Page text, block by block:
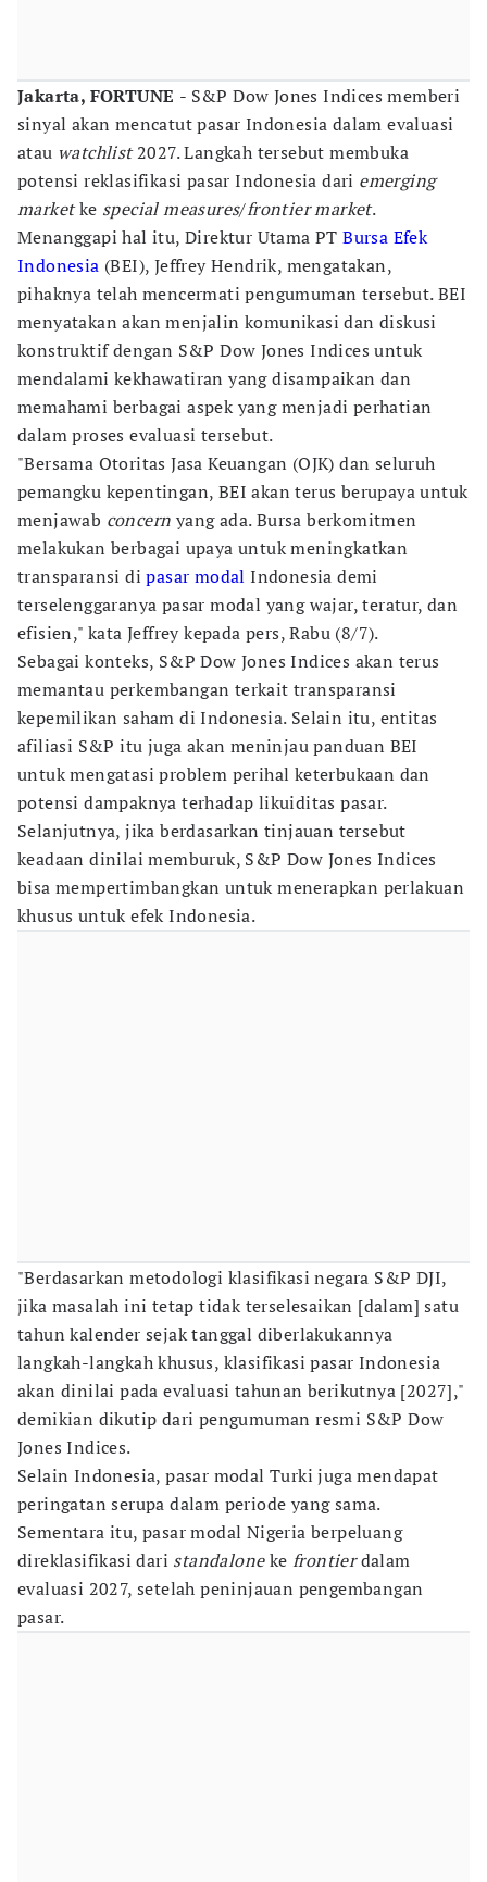
Jakarta, FORTUNE - S&P Dow Jones Indices memberi
sinyal akan mencatut pasar Indonesia dalam evaluasi
atau watchlist2027. Langkah tersebut membuka
potensi reklasifikasi pasar Indonesia dari emerging
marketke special measures/frontier market.
Menanggapi hal itu, Direktur Utama PTBursa Efek
Indonesia (BEI), Jeffrey Hendrik, mengatakan,
pihaknya telah mencermati pengumuman tersebut. BEI
menyatakan akan menjalin komunikasi dan diskusi
konstruktif dengan S&P Dow Jones Indices untuk
mendalami kekhawatiran yang disampaikan dan
memahami berbagai aspek yang menjadi perhatian
dalam proses evaluasi tersebut.
"Bersama Otoritas Jasa Keuangan (OJK) dan seluruh
pemangku kepentingan, BEI akan terus berupaya untuk
menjawab concern yang ada. Bursa berkomitmen
melakukan berbagai upaya untuk meningkatkan
transparansi dipasar modal Indonesia demi
terselenggaranya pasar modal yang wajar, teratur, dan
efisien," kata Jeffrey kepada pers, Rabu (8/7).
Sebagai konteks, S&P Dow Jones Indices akan terus
memantau perkembangan terkait transparansi
kepemilikan saham di Indonesia. Selain itu, entitas
afiliasi S&P itu juga akan meninjau panduan BEI
untuk mengatasi problem perihal keterbukaan dan
potensi dampaknya terhadap likuiditas pasar.
Selanjutnya, jika berdasarkan tinjauan tersebut
keadaan dinilai memburuk, S&P Dow Jones Indices
bisa mempertimbangkan untuk menerapkan perlakuan
khusus untuk efek Indonesia.
"Berdasarkan metodologi klasifikasi negara S&P DJI,
jika masalah ini tetap tidak terselesaikan [dalam] satu
tahun kalender sejak tanggal diberlakukannya
langkah-langkah khusus, klasifikasi pasar Indonesia
akan dinilai pada evaluasi tahunan berikutnya [2027],"
demikian dikutip dari pengumuman resmi S&P Dow
Jones Indices.
Selain Indonesia, pasar modal Turki juga mendapat
peringatan serupa dalam periode yang sama.
Sementara itu, pasar modal Nigeria berpeluang
direklasifikasi dari standalonekefrontierdalam
evaluasi 2027, setelah peninjauan pengembangan
pasar.